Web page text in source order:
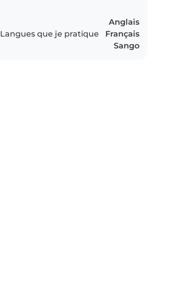
Langues que je pratique
Anglais
Français
Sango